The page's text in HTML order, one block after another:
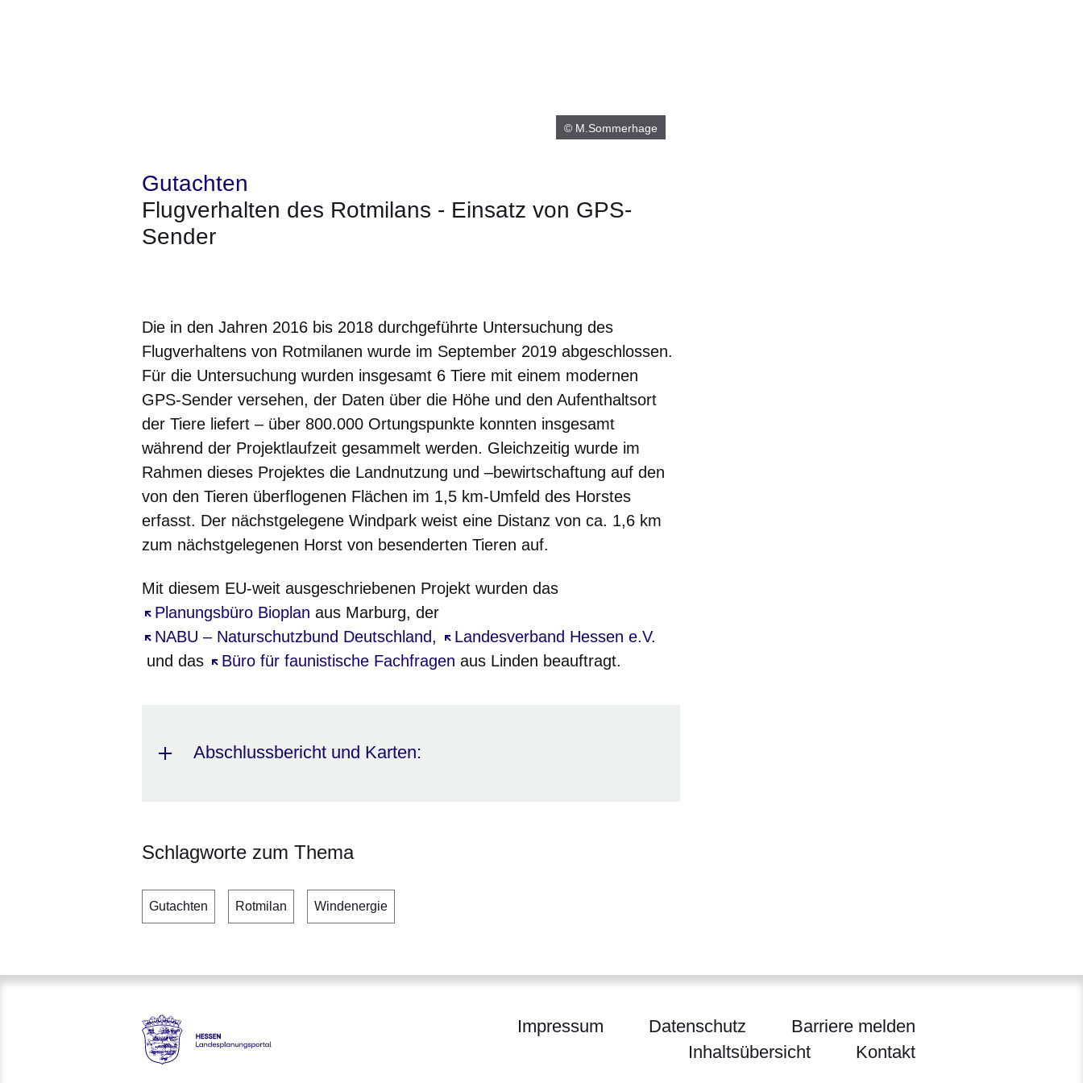
© M.Sommerhage
Gutachten
Flugverhalten des Rotmilans - Einsatz von GPS-
Sender
Die in den Jahren 2016 bis 2018 durchgeführte Untersuchung des
Flugverhaltens von Rotmilanen wurde im September 2019 abgeschlossen.
Für die Untersuchung wurden insgesamt 6 Tiere mit einem modernen
GPS-Sender versehen, der Daten über die Höhe und den Aufenthaltsort
der Tiere liefert – über 800.000 Ortungspunkte konnten insgesamt
während der Projektlaufzeit gesammelt werden. Gleichzeitig wurde im
Rahmen dieses Projektes die Landnutzung und –bewirtschaftung auf den
von den Tieren überflogenen Flächen im 1,5 km-Umfeld des Horstes
erfasst. Der nächstgelegene Windpark weist eine Distanz von ca. 1,6 km
zum nächstgelegenen Horst von besenderten Tieren auf.
Mit diesem EU-weit ausgeschriebenen Projekt wurden das
Planungsbüro Bioplan
Öffnet sich in einem neuen Fenster
aus Marburg, der
NABU – Naturschutzbund Deutschland
Öffnet sich in einem neuen Fenster , Landesverband Hessen e.V.
Öffnet sich in einem neuen Fenster
und das
Büro für faunistische Fachfragen
Öffnet sich in einem neuen Fensteraus Linden beauftragt.
Abschlussbericht und Karten:
Schlagworte zum Thema
Gutachten Rotmilan Windenergie
Impressum Datenschutz
Barriere melden
Inhaltsübersicht
Kontakt